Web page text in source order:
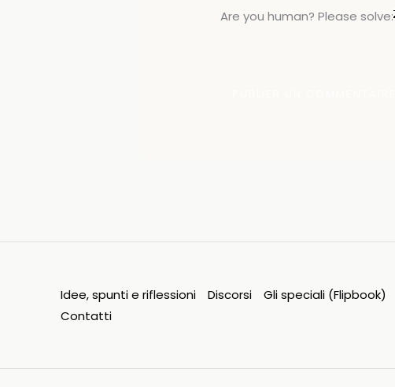
Are you human? Please solve:
Idee, spunti e riflessioni Discorsi Gli speciali (Flipbook)
Contatti